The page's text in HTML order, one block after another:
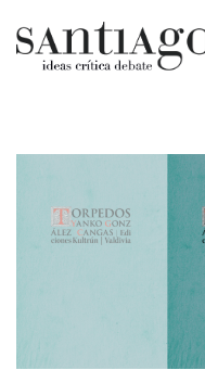
Arquetipos de situación
Ciudad